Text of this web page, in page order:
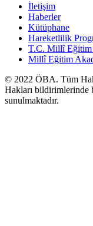
İletişim
Haberler
Kütüphane
Hareketlilik
T.C. Millî Eğitim
Millî Eğitim
© 2022 ÖBA. Tüm
Hakları bildirimlerinde
sunulmaktadır.